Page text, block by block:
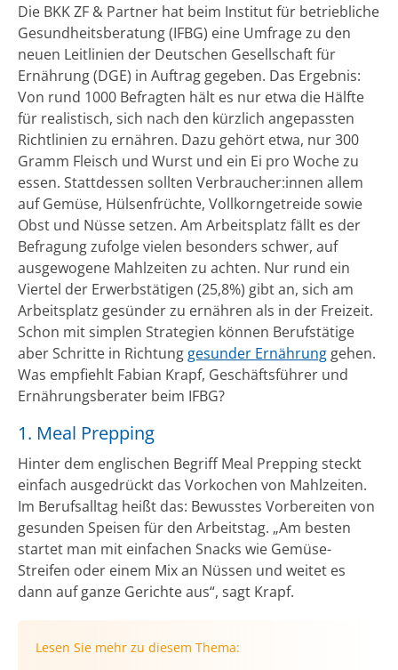
Die BKK ZF & Partner hat beim Institut für betriebliche
Gesundheitsberatung (IFBG) eine Umfrage zu den
neuen Leitlinien der Deutschen Gesellschaft für
Ernährung (DGE) in Auftrag gegeben. Das Ergebnis:
Von rund 1000 Befragten hält es nur etwa die Hälfte
für realistisch, sich nach den kürzlich angepassten
Richtlinien zu ernähren. Dazu gehört etwa, nur 300
Gramm Fleisch und Wurst und ein Ei pro Woche zu
essen. Stattdessen sollten Verbraucher:innen allem
auf Gemüse, Hülsenfrüchte, Vollkorngetreide sowie
Obst und Nüsse setzen. Am Arbeitsplatz fällt es der
Befragung zufolge vielen besonders schwer, auf
ausgewogene Mahlzeiten zu achten. Nur rund ein
Viertel der Erwerbstätigen (25,8%) gibt an, sich am
Arbeitsplatz gesünder zu ernähren als in der Freizeit.
Schon mit simplen Strategien können Berufstätige
aber Schritte in Richtung gesunder Ernährung gehen.
Was empfiehlt Fabian Krapf, Geschäftsführer und
Ernährungsberater beim IFBG?
1. Meal Prepping
Hinter dem englischen Begriff Meal Prepping steckt
einfach ausgedrückt das Vorkochen von Mahlzeiten.
Im Berufsalltag heißt das: Bewusstes Vorbereiten von
gesunden Speisen für den Arbeitstag. „Am besten
startet man mit einfachen Snacks wie Gemüse-
Streifen oder einem Mix an Nüssen und weitet es
dann auf ganze Gerichte aus“, sagt Krapf.
Lesen Sie mehr zu diesem Thema: